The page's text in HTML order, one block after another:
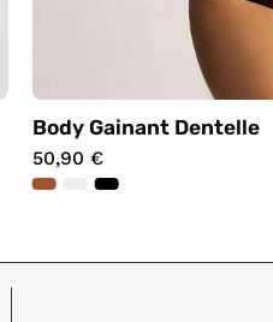
Body Gainant Dentelle
50,90 €